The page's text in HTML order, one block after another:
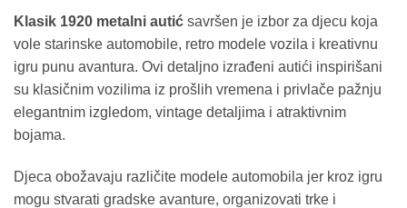
Klasik 1920 metalni autić savršen je izbor za djecu koja
vole starinske automobile, retro modele vozila i kreativnu
igru punu avantura. Ovi detaljno izrađeni autići inspirišani
su klasičnim vozilima iz prošlih vremena i privlače pažnju
elegantnim izgledom, vintage detaljima i atraktivnim
bojama.
Djeca obožavaju različite modele automobila jer kroz igru
mogu stvarati gradske avanture, organizovati trke i